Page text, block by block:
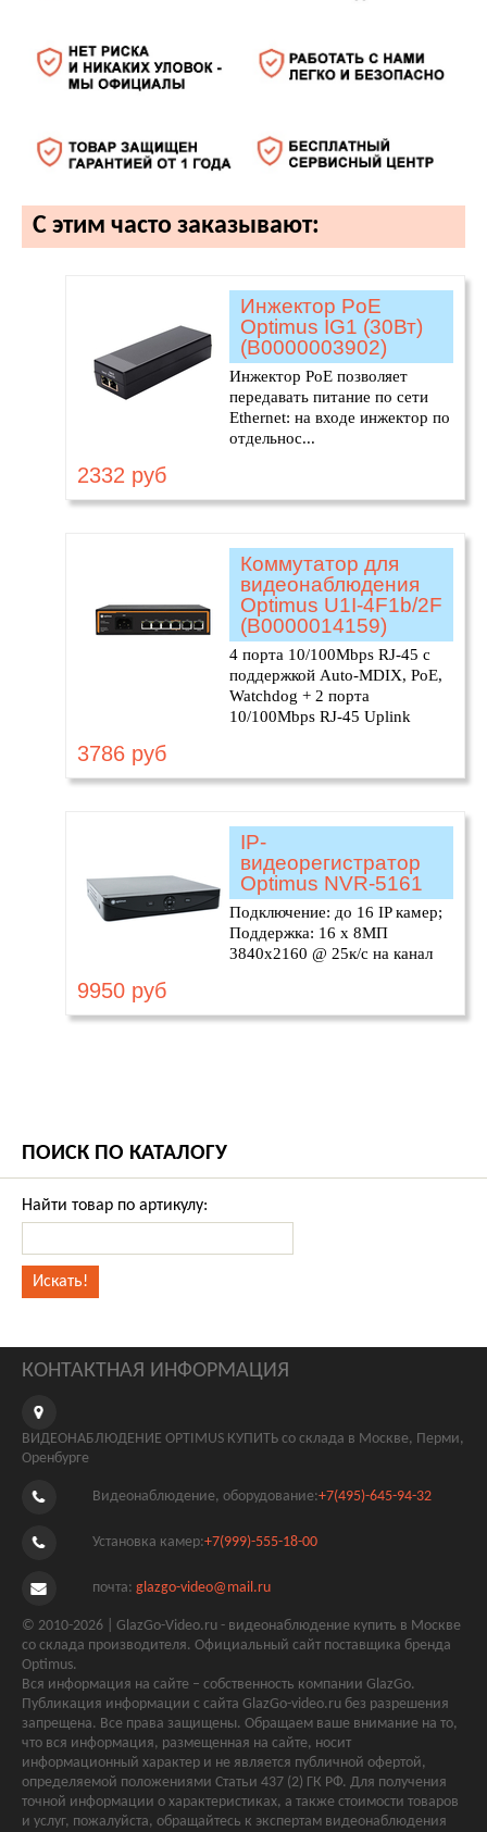
С этим часто заказывают:
Инжектор PoE
Optimus IG1 (30Вт)
(В0000003902)
Инжектор PoE позволяет
передавать питание по сети
Ethernet: на входе инжектор по
отдельнос...
2332 руб
Коммутатор для
видеонаблюдения
Optimus U1I-4F1b/2F
(В0000014159)
4 порта 10/100Mbps RJ-45 с
поддержкой Auto-MDIX, PoE,
Watchdog + 2 порта
10/100Mbps RJ-45 Uplink
3786 руб
IP-
видеорегистратор
Optimus NVR-5161
Подключение: до 16 IP камер;
Поддержка: 16 х 8МП
3840х2160 @ 25к/с на канал
9950 руб
ПОИСК ПО КАТАЛОГУ
Найти товар по артикулу:
КОНТАКТНАЯ ИНФОРМАЦИЯ
ВИДЕОНАБЛЮДЕНИЕ OPTIMUS КУПИТЬ со склада в Москве, Перми,
Оренбурге
Видеонаблюдение, оборудование:+7(495)-645-94-32
Установка камер:+7(999)-555-18-00
почта: glazgo-video@mail.ru
© 2010-2026 | GlazGo-Video.ru - видеонаблюдение купить в Москве
со склада производителя. Официальный сайт поставщика бренда
Optimus.
Вся информация на сайте – собственность компании GlazGo.
Публикация информации с сайта GlazGo-video.ru без разрешения
запрещена. Все права защищены. Обращаем ваше внимание на то,
что вся информация, размещенная на сайте, носит
информационный характер и не является публичной офертой,
определяемой положениями Статьи 437 (2) ГК РФ. Для получения
точной информации о характеристиках, а также стоимости товаров
и услуг, пожалуйста, обращайтесь к экспертам видеонаблюдения